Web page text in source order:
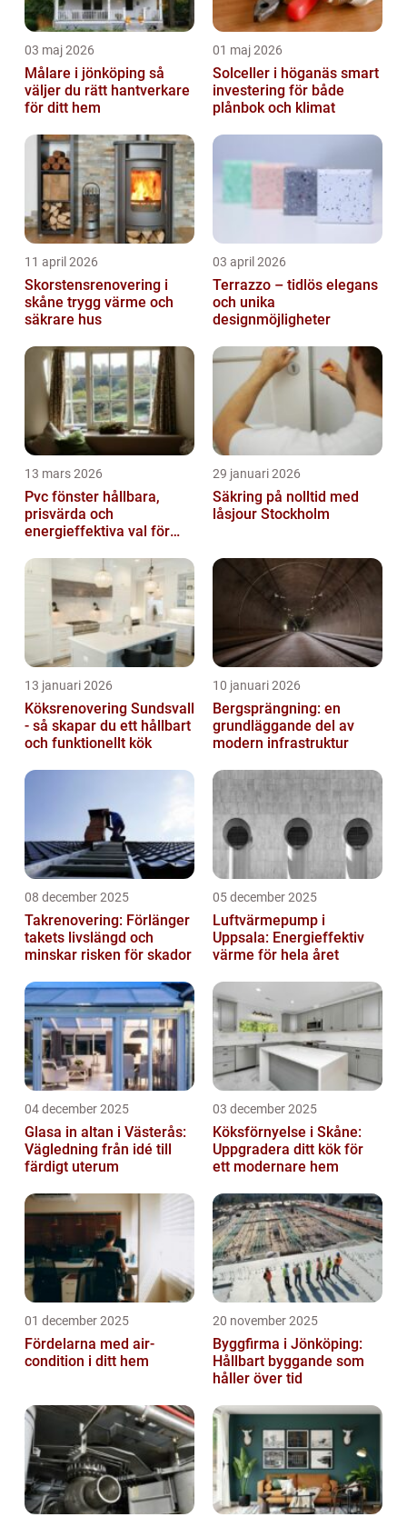
03 maj 2026
Målare i jönköping så
väljer du rätt hantverkare
för ditt hem
01 maj 2026
Solceller i höganäs smart
investering för både
plånbok och klimat
11 april 2026
Skorstensrenovering i
skåne trygg värme och
säkrare hus
03 april 2026
Terrazzo – tidlös elegans
och unika
designmöjligheter
13 mars 2026
Pvc fönster hållbara,
prisvärda och
energieffektiva val för
29 januari 2026
Säkring på nolltid med
låsjour Stockholm
13 januari 2026
Köksrenovering Sundsvall
- så skapar du ett hållbart
och funktionellt kök
10 januari 2026
Bergsprängning: en
grundläggande del av
modern infrastruktur
08 december 2025
Takrenovering: Förlänger
takets livslängd och
minskar risken för skador
05 december 2025
Luftvärmepump i
Uppsala: Energieffektiv
värme för hela året
04 december 2025
Glasa in altan i Västerås:
Vägledning från idé till
färdigt uterum
03 december 2025
Köksförnyelse i Skåne:
Uppgradera ditt kök för
ett modernare hem
01 december 2025
Fördelarna med air-
condition i ditt hem
20 november 2025
Byggfirma i Jönköping:
Hållbart byggande som
håller över tid